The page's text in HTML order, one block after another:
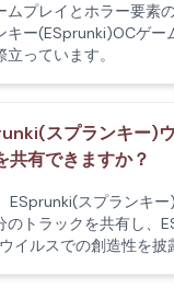
ムプレイとホラー要素
キー(ESprunki)OCゲー
っています。
スプランキー)
共有できますか？
ESprunki(スプランキ
のトラックを共有し、
イルスでの創造性を披